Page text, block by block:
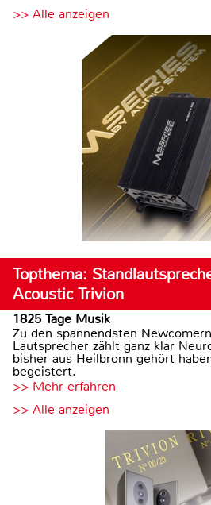
>> Alle anzeigen
Topthema:
Acoustic Trivion
1825 Tage Musik
Zu den spannendsten
Lautsprecher zählt ganz klar
bisher aus Heilbronn gehört
begeistert.
>> Mehr erfahren
>> Alle anzeigen